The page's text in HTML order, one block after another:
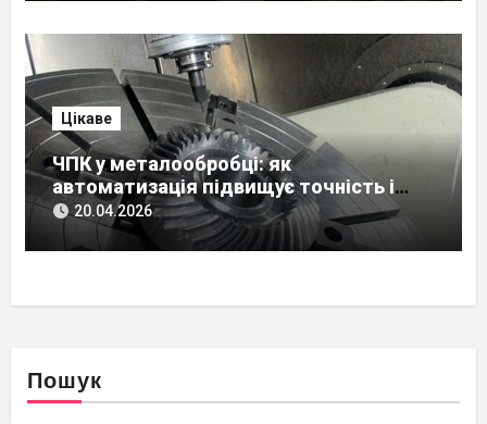
Цікаве
ЧПК у металообробці: як
автоматизація підвищує точність і
скорочує строки виробництва
20.04.2026
Пошук